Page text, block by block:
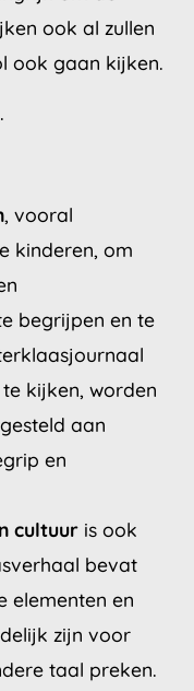
ook al zullen
ook gaan kijken.
, vooral
kinderen, om
begrijpen en te
kijken, worden
aan
en
cultuur is ook
bevat
elementen en
zijn voor
taal preken.